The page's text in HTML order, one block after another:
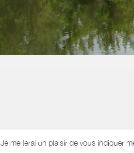
Je me ferai un plaisir de vous indiquer